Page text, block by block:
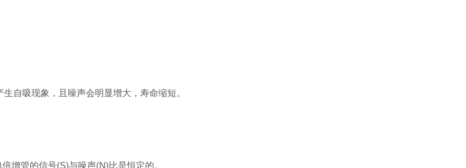
自吸现象，且噪声会明显增大，寿命缩短。
增管的信号(S)与噪声(N)比是恒定的。